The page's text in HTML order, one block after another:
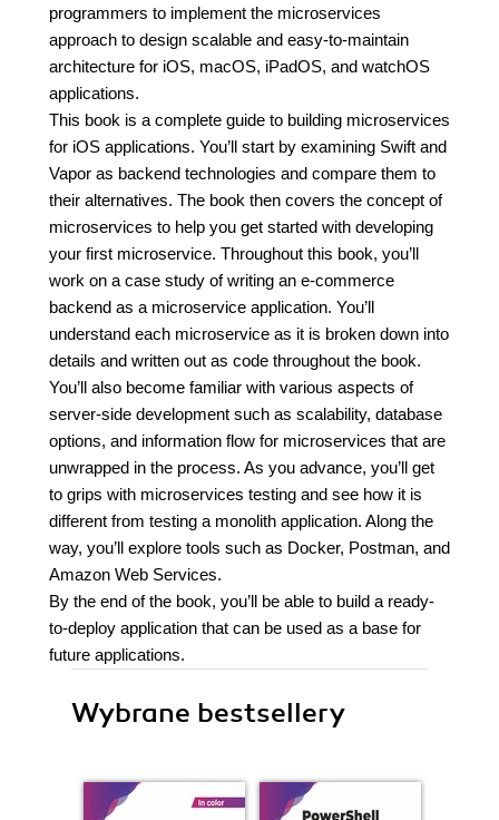
programmers to implement the microservices
approach to design scalable and easy-to-maintain
architecture for iOS, macOS, iPadOS, and watchOS
applications.
This book is a complete guide to building microservices
for iOS applications. You’ll start by examining Swift and
Vapor as backend technologies and compare them to
their alternatives. The book then covers the concept of
microservices to help you get started with developing
your first microservice. Throughout this book, you’ll
work on a case study of writing an e-commerce
backend as a microservice application. You’ll
understand each microservice as it is broken down into
details and written out as code throughout the book.
You’ll also become familiar with various aspects of
server-side development such as scalability, database
options, and information flow for microservices that are
unwrapped in the process. As you advance, you’ll get
to grips with microservices testing and see how it is
different from testing a monolith application. Along the
way, you’ll explore tools such as Docker, Postman, and
Amazon Web Services.
By the end of the book, you’ll be able to build a ready-
to-deploy application that can be used as a base for
future applications.
Wybrane bestsellery